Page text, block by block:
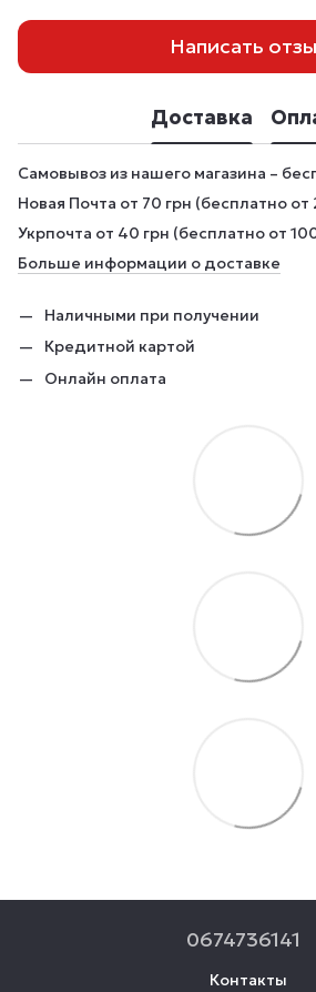
Написать
Доставка
Самовывоз из нашего магазина –
Новая Почта от 70 грн (бесплатно от
Укрпочта от 40 грн (бесплатно от
Больше информации о доставке
Наличными при получении
Кредитной картой
Онлайн оплата
0674736141
Контакты